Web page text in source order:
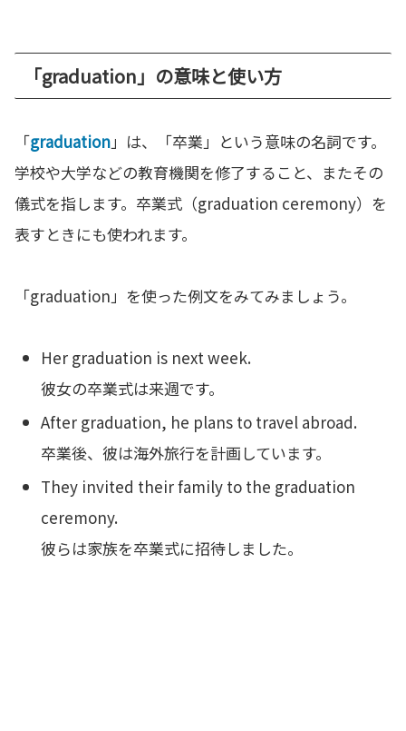
「graduation」の意味と使い方
「graduation」は、「卒業」という意味の名詞です。
学校や大学などの教育機関を修了すること、またその
儀式を指します。卒業式（graduation ceremony）を
表すときにも使われます。
「graduation」を使った例文をみてみましょう。
Her graduation is next week.
彼女の卒業式は来週です。
After graduation, he plans to travel abroad.
卒業後、彼は海外旅行を計画しています。
They invited their family to the graduation
ceremony.
彼らは家族を卒業式に招待しました。